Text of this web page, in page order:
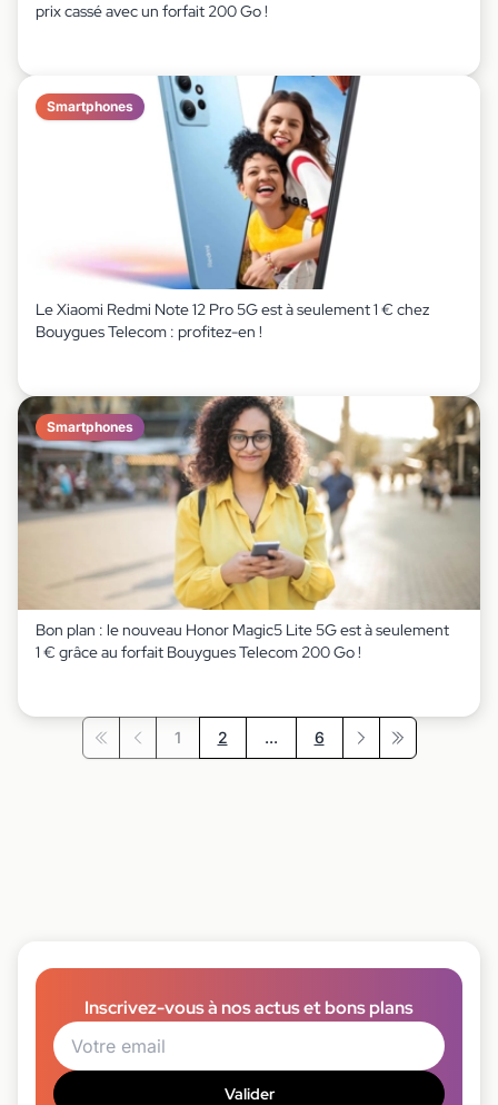
prix cassé avec un forfait 200 Go !
Smartphones
Le Xiaomi Redmi Note 12 Pro 5G est à seulement 1 € chez
Bouygues Telecom : profitez-en !
Smartphones
Bon plan : le nouveau Honor Magic5 Lite 5G est à seulement
1 € grâce au forfait Bouygues Telecom 200 Go !
Première page
Précédent
1 2 ... 6 SuivantDernière page
Inscrivez-vous à nos actus et bons plans
Valider